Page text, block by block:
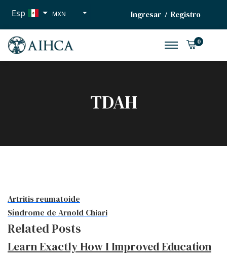
Esp MXN
EUR
Ingresar / Registro
0
TDAH
Artritis reumatoide
Síndrome de Arnold Chiari
Related Posts
Learn Exactly How I Improved Education